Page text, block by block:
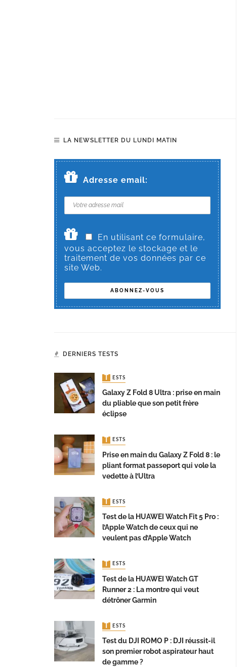
LA NEWSLETTER DU LUNDI MATIN
Adresse email:
En utilisant ce formulaire,
vous acceptez le stockage et le
traitement de vos données par ce
site Web.
DERNIERS TESTS
TESTS
Galaxy Z Fold 8 Ultra : prise en main
du pliable que son petit frère
éclipse
TESTS
Prise en main du Galaxy Z Fold 8 : le
pliant format passeport qui vole la
vedette à l’Ultra
TESTS
Test de la HUAWEI Watch Fit 5 Pro :
l’Apple Watch de ceux qui ne
veulent pas d’Apple Watch
TESTS
Test de la HUAWEI Watch GT
Runner 2 : La montre qui veut
détrôner Garmin
TESTS
Test du DJI ROMO P : DJI réussit-il
son premier robot aspirateur haut
de gamme ?